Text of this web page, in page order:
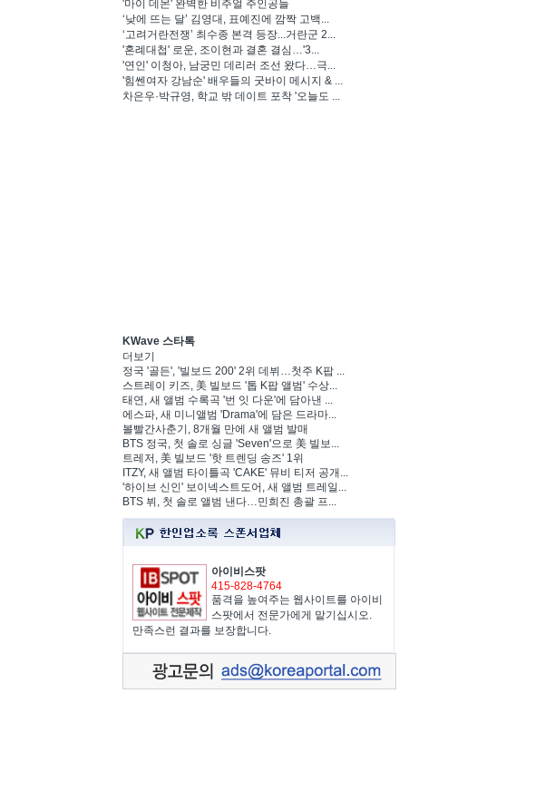
'마이 데몬' 완벽한 비주얼 주인공들
‘낮에 뜨는 달’ 김영대, 표예진에 깜짝 고백...
‘고려거란전쟁’ 최수종 본격 등장...거란군 2...
'혼례대첩' 로운, 조이현과 결혼 결심…'3...
'연인' 이청아, 남궁민 데리러 조선 왔다…극...
'힘쎈여자 강남순' 배우들의 굿바이 메시지 & ...
차은우·박규영, 학교 밖 데이트 포착 '오늘도 ...
KWave 스타톡
더보기
정국 '골든', '빌보드 200' 2위 데뷔…첫주 K팝 ...
스트레이 키즈, 美 빌보드 '톱 K팝 앨범' 수상...
태연, 새 앨범 수록곡 '번 잇 다운'에 담아낸 ...
에스파, 새 미니앨범 'Drama'에 담은 드라마...
볼빨간사춘기, 8개월 만에 새 앨범 발매
BTS 정국, 첫 솔로 싱글 'Seven'으로 美 빌보...
트레저, 美 빌보드 '핫 트렌딩 송즈' 1위
ITZY, 새 앨범 타이틀곡 'CAKE' 뮤비 티저 공개...
'하이브 신인' 보이넥스트도어, 새 앨범 트레일...
BTS 뷔, 첫 솔로 앨범 낸다…민희진 총괄 프...
아이비스팟
415-828-4764
품격을 높여주는 웹사이트를 아이비
스팟에서 전문가에게 맡기십시오.
만족스런 결과를 보장합니다.